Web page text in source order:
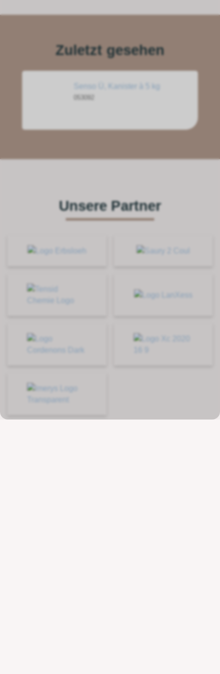
Zuletzt gesehen
Senso Ü, Kanister à 5 kg
Unsere Partner